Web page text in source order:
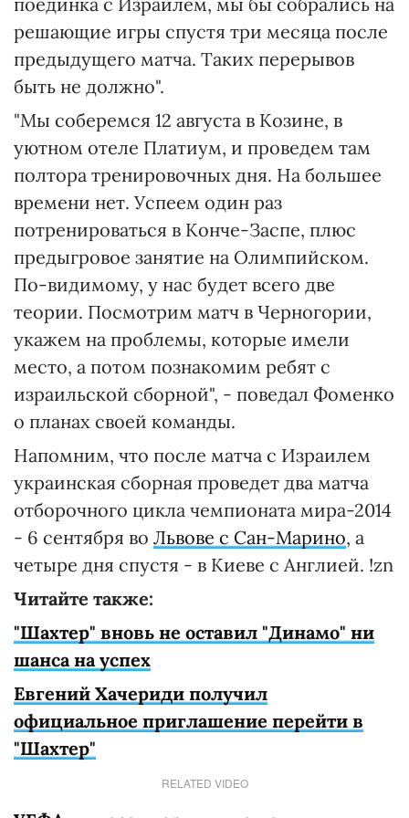
решающие игры спустя три месяца после
предыдущего матча. Таких перерывов
быть не должно".
"Мы соберемся 12 августа в Козине, в
уютном отеле Платиум, и проведем там
полтора тренировочных дня. На большее
времени нет. Успеем один раз
потренироваться в Конче-Заспе, плюс
предыгровое занятие на Олимпийском.
По-видимому, у нас будет всего две
теории. Посмотрим матч в Черногории,
укажем на проблемы, которые имели
место, а потом познакомим ребят с
израильской сборной", - поведал Фоменко
о планах своей команды.
Напомним, что после матча с Израилем
украинская сборная проведет два матча
отборочного цикла чемпионата мира-2014
- 6 сентября во Львове с Сан-Марино, а
четыре дня спустя - в Киеве с Англией. !zn
Читайте также:
"Шахтер" вновь не оставил "Динамо" ни
шанса на успех
Евгений Хачериди получил
официальное приглашение перейти в
"Шахтер"
RELATED VIDEO